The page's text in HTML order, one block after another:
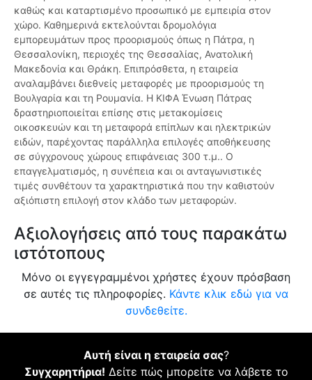
καθώς και καταρτισμένο προσωπικό με εμπειρία στον
χώρο. Καθημερινά εκτελούνται δρομολόγια
εμπορευμάτων προς προορισμούς όπως η Πάτρα, η
Θεσσαλονίκη, περιοχές της Θεσσαλίας, Ανατολική
Μακεδονία και Θράκη. Επιπρόσθετα, η εταιρεία
αναλαμβάνει διεθνείς μεταφορές με προορισμούς τη
Βουλγαρία και τη Ρουμανία. Η ΚΙΦΑ Ένωση Πάτρας
δραστηριοποιείται επίσης στις μετακομίσεις
οικοσκευών και τη μεταφορά επίπλων και ηλεκτρικών
ειδών, παρέχοντας παράλληλα επιλογές αποθήκευσης
σε σύγχρονους χώρους επιφάνειας 300 τ.μ.. Ο
επαγγελματισμός, η συνέπεια και οι ανταγωνιστικές
τιμές συνθέτουν τα χαρακτηριστικά που την καθιστούν
αξιόπιστη επιλογή στον κλάδο των μεταφορών.
Αξιολογήσεις από τους παρακάτω
ιστότοπους
Μόνο οι εγγεγραμμένοι χρήστες έχουν πρόσβαση
σε αυτές τις πληροφορίες. Κάντε κλικ εδώ για να
συνδεθείτε.
Αυτή είναι η εταιρεία σας?
Συγχαρητήρια! Δείτε πώς μπορείτε να λάβετε το